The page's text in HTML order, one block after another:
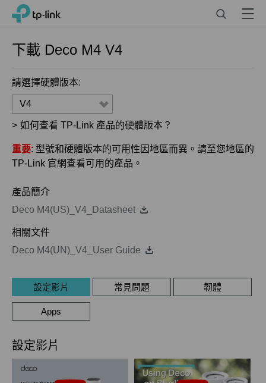
Click
navigation
TP-Link, Reliably Smart Menu
下載 Deco M4 V4
請選擇硬體版本:
V4
> 如何查看 TP-Link 產品的硬體版本？
重要: 型號和硬體版本的可用性因地區而異。請至您地區的
TP-Link 官網查看可用的產品。
產品簡介
Deco M4(US)_V4_Datasheet
相關文件
Deco M4(UN)_V4_User Guide
設定影片 常見問題 韌體
Apps
設定影片